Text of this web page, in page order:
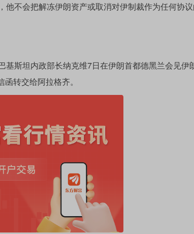
不会把解冻伊朗资产或取消对伊制裁作为任何协
斯坦内政部长纳克维7日在伊朗首都德黑兰会见伊
转交给阿拉格齐。